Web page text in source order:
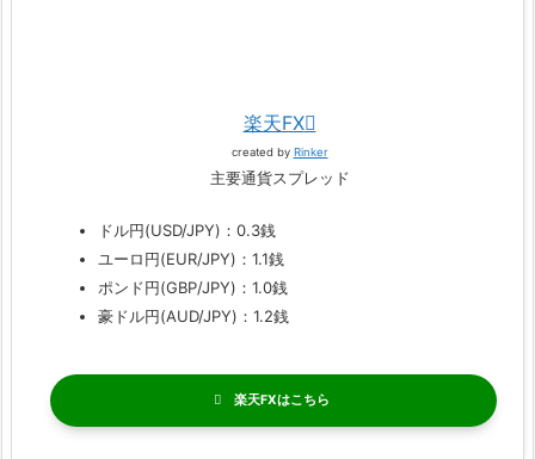
楽天FX
created by Rinker
主要通貨スプレッド
ドル円(USD/JPY)：0.3銭
ユーロ円(EUR/JPY)：1.1銭
ポンド円(GBP/JPY)：1.0銭
豪ドル円(AUD/JPY)：1.2銭
楽天FX